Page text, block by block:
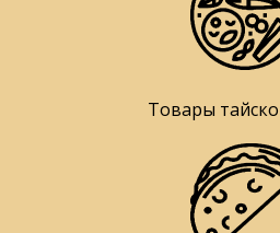
Товары